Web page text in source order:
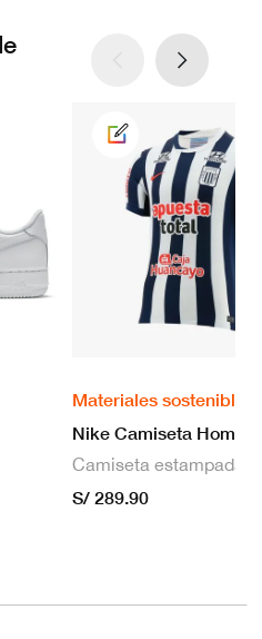
Materiales sostenibles
S/ 289.90